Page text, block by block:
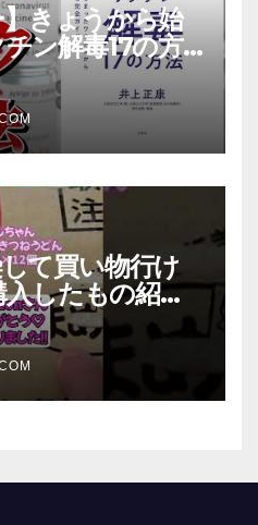
】きょうから始
ン解毒17の方
て買い物行け
したもの紹